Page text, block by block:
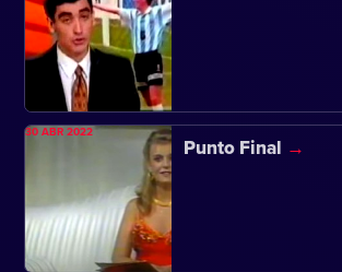
Punto Final
30 ABR 2022